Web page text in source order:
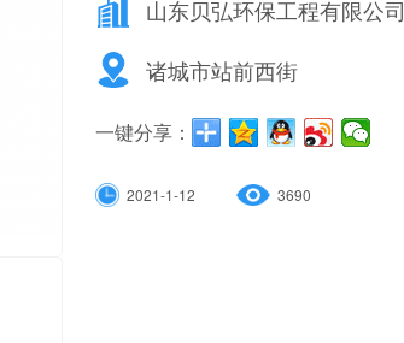
山东贝弘环保工程有限公司
诸城市站前西街
一键分享：
2021-1-12 3690